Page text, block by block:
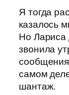
Я тогда
казалось
Но Лариса
звонила
самом
шантаж.